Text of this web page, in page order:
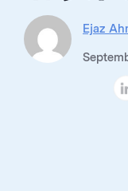
Ejaz